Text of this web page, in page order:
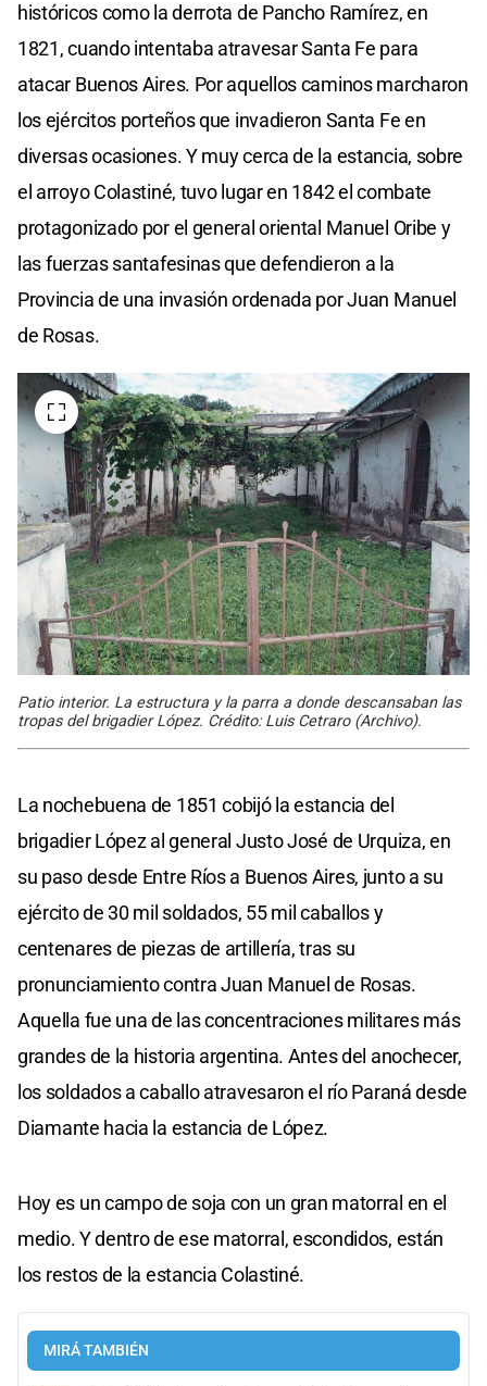
históricos como la derrota de Pancho Ramírez, en
1821, cuando intentaba atravesar Santa Fe para
atacar Buenos Aires. Por aquellos caminos marcharon
los ejércitos porteños que invadieron Santa Fe en
diversas ocasiones. Y muy cerca de la estancia, sobre
el arroyo Colastiné, tuvo lugar en 1842 el combate
protagonizado por el general oriental Manuel Oribe y
las fuerzas santafesinas que defendieron a la
Provincia de una invasión ordenada por Juan Manuel
de Rosas.
Patio interior. La estructura y la parra a donde descansaban las
tropas del brigadier López. Crédito: Luis Cetraro (Archivo).
La nochebuena de 1851 cobijó la estancia del
brigadier López al general Justo José de Urquiza, en
su paso desde Entre Ríos a Buenos Aires, junto a su
ejército de 30 mil soldados, 55 mil caballos y
centenares de piezas de artillería, tras su
pronunciamiento contra Juan Manuel de Rosas.
Aquella fue una de las concentraciones militares más
grandes de la historia argentina. Antes del anochecer,
los soldados a caballo atravesaron el río Paraná desde
Diamante hacia la estancia de López.
Hoy es un campo de soja con un gran matorral en el
medio. Y dentro de ese matorral, escondidos, están
los restos de la estancia Colastiné.
MIRÁ TAMBIÉN